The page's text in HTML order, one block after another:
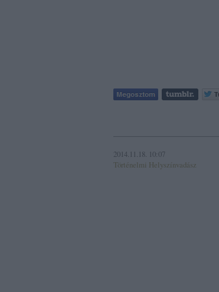
2014.11.18. 10:07
Történelmi Helyszínvadász